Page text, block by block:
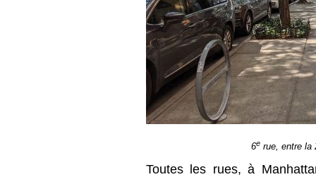
6e rue, entre la
Toutes les rues, à